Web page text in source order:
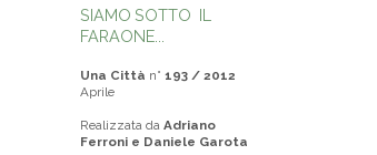
SIAMO SOTTO IL
FARAONE...
Una Città n° 193 / 2012
Aprile
Realizzata da Adriano
Ferroni e Daniele Garota